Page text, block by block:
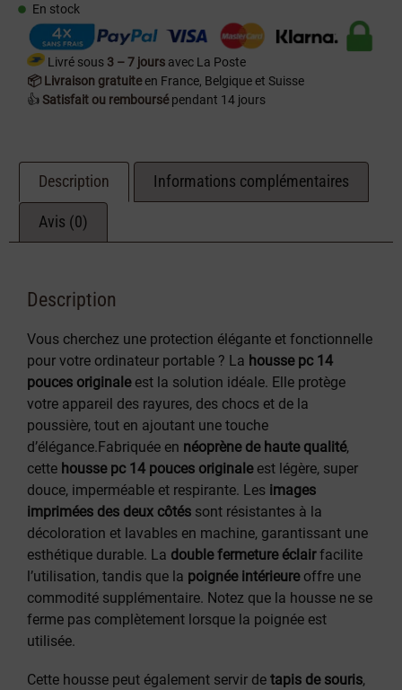
En stock
Livré sous 3 – 7 jours avec La Poste
📦 Livraison gratuiteen France, Belgique et Suisse
👍 Satisfait ou remboursépendant 14 jours
Description Informations complémentaires
Avis (0)
Description
Vous cherchez une protection élégante et fonctionnelle
pour votre ordinateur portable ? La housse pc 14
pouces originaleest la solution idéale. Elle protège
votre appareil des rayures, des chocs et de la
poussière, tout en ajoutant une touche
d’élégance.Fabriquée en néoprène de haute qualité,
cette housse pc 14 pouces originaleest légère, super
douce, imperméable et respirante. Les images
imprimées des deux côtés sont résistantes à la
décoloration et lavables en machine, garantissant une
esthétique durable. La double fermeture éclairfacilite
l’utilisation, tandis que la poignée intérieureoffre une
commodité supplémentaire. Notez que la housse ne se
ferme pas complètement lorsque la poignée est
utilisée.
Cette housse peut également servir de tapis de souris,